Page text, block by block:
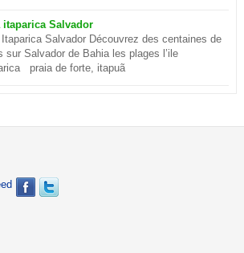
. Ce sont environ cent millions d’internautes
d’un concours. En savoir plus sur le
itaparica Salvador
Itaparica Salvador Découvrez des centaines de
sur Salvador de Bahia les plages l’ile
praia de forte, itapuã